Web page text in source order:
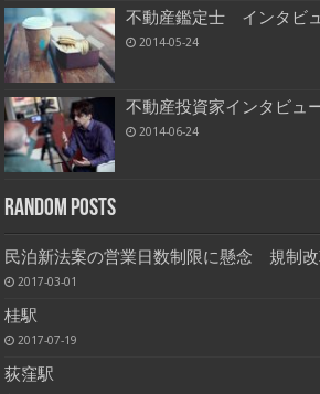
不動産鑑定士 インタビ
2014-05-24
不動産投資家インタビ
2014-06-24
Random Posts
民泊新法案の営業日数制限に懸念 規制
2017-03-01
桂駅
2017-07-19
荻窪駅